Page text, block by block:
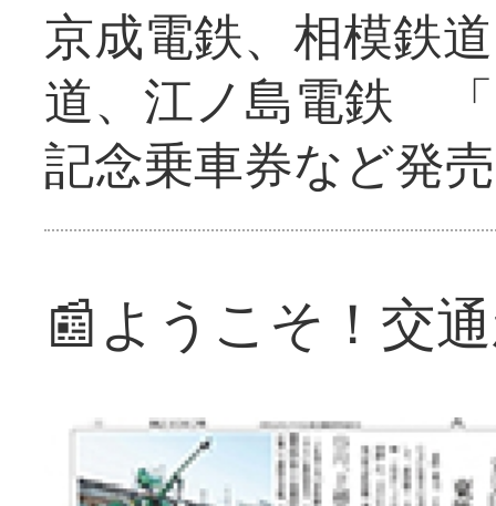
京成電鉄、相模鉄
道、江ノ島電鉄
記念乗車券など発売
📰ようこそ！交